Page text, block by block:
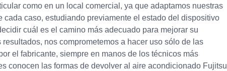
como en un local comercial, ya que adaptamos nuestras
caso, estudiando previamente el estado del dispositivo
cuál es el camino más adecuado para mejorar su
nos comprometemos a hacer uso sólo de las
el fabricante, siempre en manos de los técnicos más
conocen las formas de devolver al aire acondicionado Fujitsu